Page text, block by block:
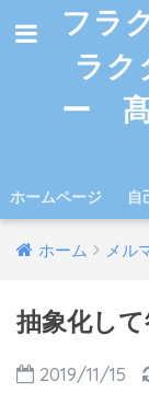
フラ
ラク
ー 髙
ホームページ 自
ホーム メル
抽象化し
2019/11/15